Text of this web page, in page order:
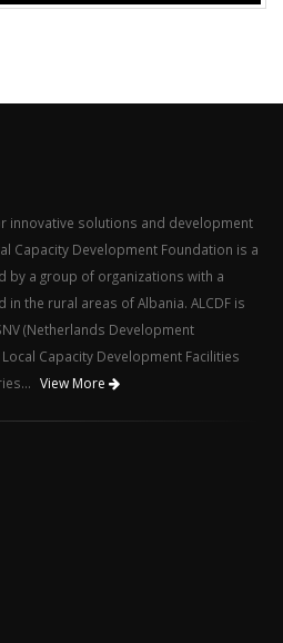
innovative solutions and development
Capacity Development Foundation is a
a group of organizations with a
the rural areas of Albania. ALCDF is
(Netherlands Development
Capacity Development Facilities
View More